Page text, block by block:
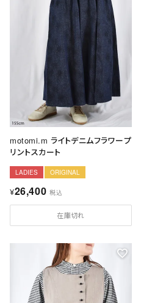
motomi.m ライトデニムフラワープ
リントスカート
LADIES ORIGINAL
¥26,400 税込
在庫切れ